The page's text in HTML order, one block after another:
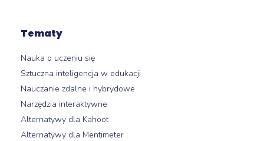
Tematy
Nauka o uczeniu się
Sztuczna inteligencja w edukacji
Nauczanie zdalne i hybrydowe
Narzędzia interaktywne
Alternatywy dla Kahoot
Alternatywy dla Mentimeter